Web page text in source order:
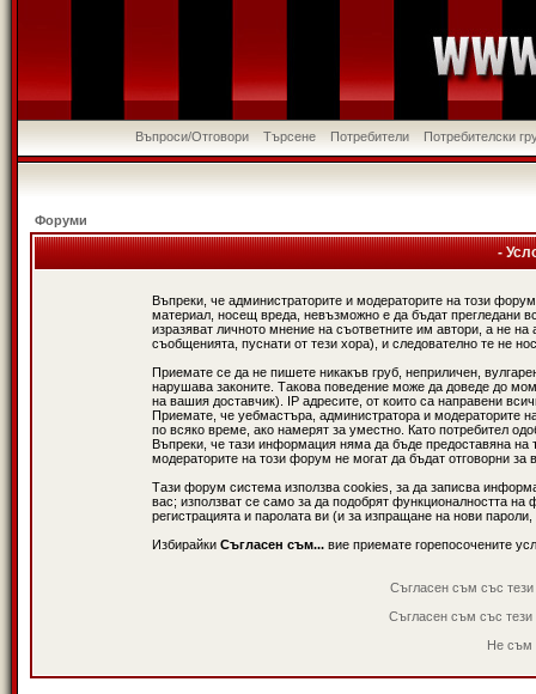
Въпроси/Отговори Търсене Потребители Потребителски
Форуми
-
Въпреки, че администраторите и модераторите на този
материал, носещ вреда, невъзможно е да бъдат прегледани
изразяват личното мнение на съответните им автори, а не
съобщенията, пуснати от тези хора), и следователно те не
Приемате се да не пишете никакъв груб, неприличен,
нарушава законите. Такова поведение може да доведе до
на вашия доставчик). IP адресите, от които са направени
Приемате, че уебмастъра, администратора и модераторите
по всяко време, ако намерят за уместно. Като потребител
Въпреки, че тази информация няма да бъде предоставяна
модераторите на този форум не могат да бъдат отговорни за
Тази форум система използва cookies, за да записва
вас; използват се само за да подобрят функционалността
регистрацията и паролата ви (и за изпращане на нови
Избирайки Съгласен съм... вие приемате горепосочените
Съгласен съм със
Съгласен съм със
Не съм